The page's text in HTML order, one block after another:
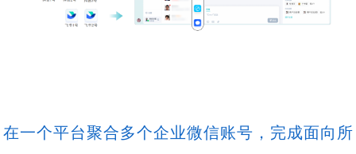
在一个平台聚合多个企业微信账号，完成面向所